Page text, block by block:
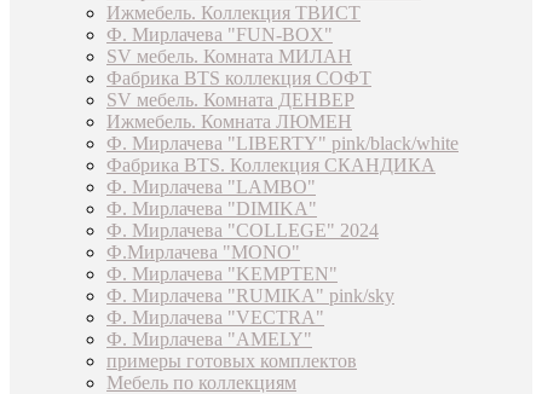
Ижмебель. Коллекция ТВИСТ
Ф. Мирлачева "FUN-BOX"
SV мебель. Комната МИЛАН
Фабрика BTS коллекция СОФТ
SV мебель. Комната ДЕНВЕР
Ижмебель. Комната ЛЮМЕН
Ф. Мирлачева "LIBERTY" pink/black/white
Фабрика BTS. Коллекция СКАНДИКА
Ф. Мирлачева "LAMBO"
Ф. Мирлачева "DIMIKA"
Ф. Мирлачева "COLLEGE" 2024
Ф.Мирлачева "MONO"
Ф. Мирлачева "KEMPTEN"
Ф. Мирлачева "RUMIKA" pink/sky
Ф. Мирлачева "VECTRA"
Ф. Мирлачева "AMELY"
примеры готовых комплектов
Мебель по коллекциям